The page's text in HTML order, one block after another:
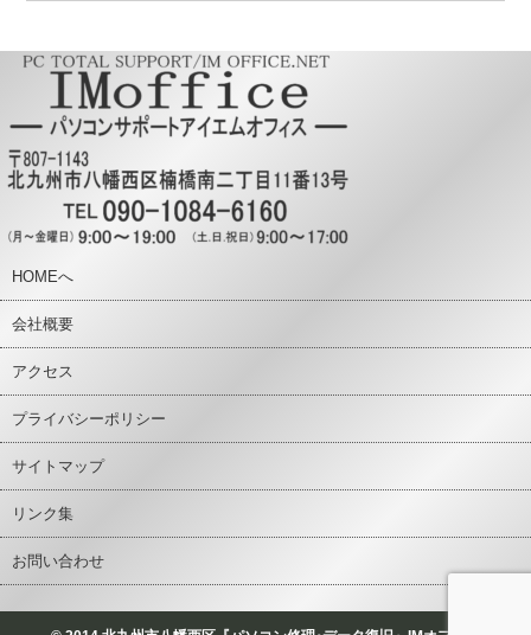
HOMEへ
会社概要
アクセス
プライバシーポリシー
サイトマップ
リンク集
お問い合わせ